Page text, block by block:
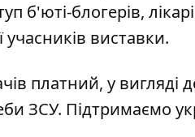
б'юті-блогерів,
учасників виставки.
платний, у
ЗСУ. Підтримаємо